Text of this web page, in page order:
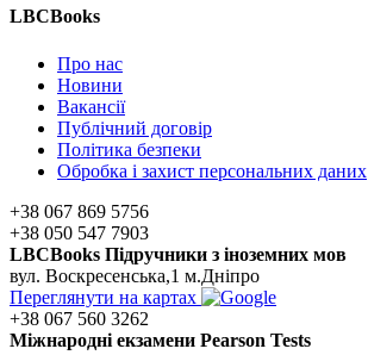
LBCBooks
Про нас
Новини
Вакансії
Публічний договір
Політика безпеки
Обробка і захист персональних даних
+38 067 869 5756
+38 050 547 7903
LBCBooks Підручники з іноземних мов
вул. Воскресенська,1 м.Дніпро
Переглянути на картах
+38 067 560 3262
Мiжнароднi екзамени Pearson Tests